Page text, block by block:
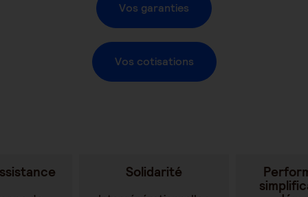
Vos garanties
Vos cotisations
Solidarité